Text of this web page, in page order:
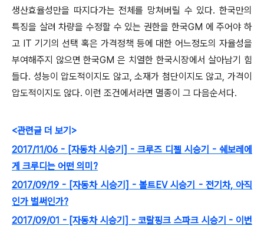
생산효율성만을 따지다가는 전체를 망쳐버릴 수 있다. 한국만의
특징을 살려 차량을 수정할 수 있는 권한을 한국GM 에 주어야 하
고 IT 기기의 선택 혹은 가격정책 등에 대한 어느정도의 자율성을
부여해주지 않으면 한국GM 은 치열한 한국시장에서 살아남기 힘
들다. 성능이 압도적이지도 않고, 소재가 첨단이지도 않고, 가격이
압도적이지도 않다. 이런 조건에서라면 멸종이 그 다음순서다.
<관련글 더 보기>
2017/11/06 - [자동차 시승기] - 크루즈 디젤 시승기 - 쉐보레에
게 크루디는 어떤 의미?
2017/09/19 - [자동차 시승기] - 볼트EV 시승기 - 전기차, 아직
인가 벌써인가?
2017/09/01 - [자동차 시승기] - 코랄핑크 스파크 시승기 - 이번